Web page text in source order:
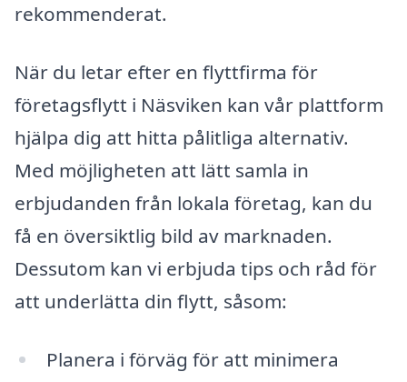
rekommenderat.
När du letar efter en flyttfirma för
företagsflytt i Näsviken kan vår plattform
hjälpa dig att hitta pålitliga alternativ.
Med möjligheten att lätt samla in
erbjudanden från lokala företag, kan du
få en översiktlig bild av marknaden.
Dessutom kan vi erbjuda tips och råd för
att underlätta din flytt, såsom:
Planera i förväg för att minimera